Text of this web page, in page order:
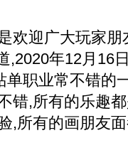
欢迎广大玩家
,2020年12月16
单职业常不错的
错,所有的乐趣
,所有的画朋友